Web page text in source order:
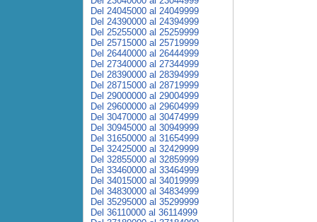
Del 24045000 al 24049999
Del 24390000 al 24394999
Del 25255000 al 25259999
Del 25715000 al 25719999
Del 26440000 al 26444999
Del 27340000 al 27344999
Del 28390000 al 28394999
Del 28715000 al 28719999
Del 29000000 al 29004999
Del 29600000 al 29604999
Del 30470000 al 30474999
Del 30945000 al 30949999
Del 31650000 al 31654999
Del 32425000 al 32429999
Del 32855000 al 32859999
Del 33460000 al 33464999
Del 34015000 al 34019999
Del 34830000 al 34834999
Del 35295000 al 35299999
Del 36110000 al 36114999